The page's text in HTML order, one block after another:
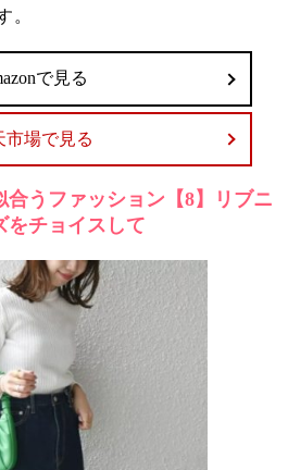
。
で見る
市場で見る
うファッション【8】リブニ
をチョイスして